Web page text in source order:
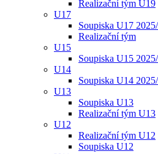
Realizační tým U19
U17
Soupiska U17
Realizační tým
U15
Soupiska U15
U14
Soupiska U14
U13
Soupiska U13
Realizační tým U13
U12
Realizační tým U12
Soupiska U12